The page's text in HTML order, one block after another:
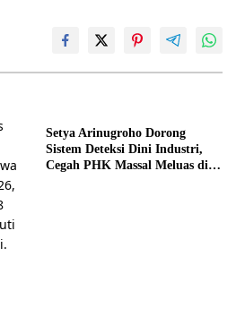
Setya Arinugroho Dorong
Sistem Deteksi Dini Industri,
Cegah PHK Massal Meluas di